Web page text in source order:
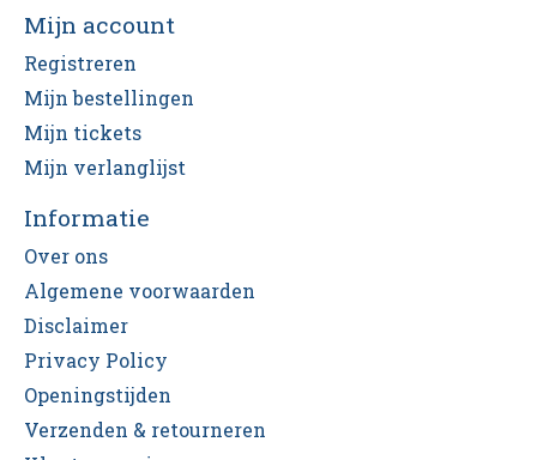
Mijn account
Registreren
Mijn bestellingen
Mijn tickets
Mijn verlanglijst
Informatie
Over ons
Algemene voorwaarden
Disclaimer
Privacy Policy
Openingstijden
Verzenden & retourneren